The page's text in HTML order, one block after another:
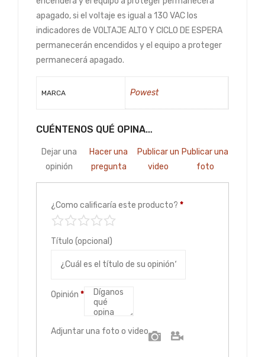
apagado, si el voltaje es igual a 130 VAC los
indicadores de VOLTAJE ALTO Y CICLO DE ESPERA
permanecerán encendidos y el equipo a proteger
permanecerá apagado.
MARCA Powest
CUÉNTENOS QUÉ OPINA…
Dejar una
opinión
Hacer una
pregunta
Publicar un
video
Publicar una
foto
¿Como calificaría este producto? *
Título (opcional)
Opinión *
Adjuntar una foto o video
Foto